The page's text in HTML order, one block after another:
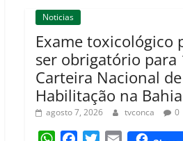
Noticias
Exame toxicológico
ser obrigatório para
Carteira Nacional de
Habilitação na Bahia
agosto 7, 2026 tvconca 0